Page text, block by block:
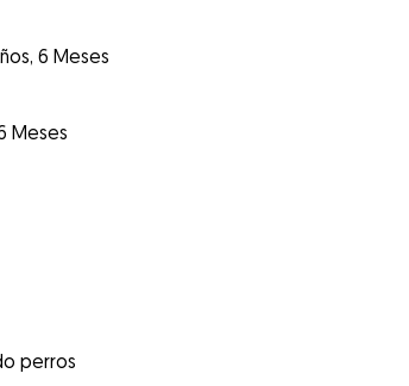
6 Meses
Meses
perros